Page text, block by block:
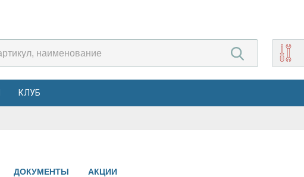
КЛУБ
ДОКУМЕНТЫ АКЦИИ